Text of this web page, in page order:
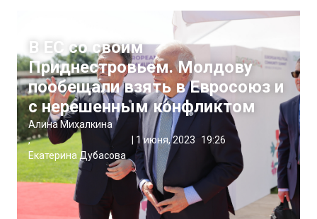
В ЕС со своим
Приднестровьем. Молдову
пообещали взять в Евросоюз и
с нерешенным конфликтом
Алина Михалкина
,
Екатерина Дубасова
1 июня, 2023 19:26